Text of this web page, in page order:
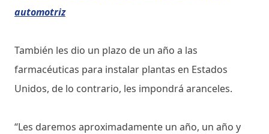
automotriz
También les dio un plazo de un año a las
farmacéuticas para instalar plantas en Estados
Unidos, de lo contrario, les impondrá aranceles.
“Les daremos aproximadamente un año, un año y